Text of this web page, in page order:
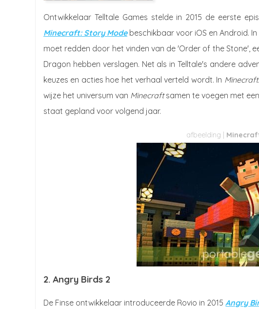
Ontwikkelaar Telltale Games stelde in 2015 de eerste
Minecraft: Story Mode beschikbaar voor iOS en Android.
moet redden door het vinden van de 'Order of the Stone',
Dragon hebben verslagen. Net als in Telltale's andere
keuzes en acties hoe het verhaal verteld wordt. In
wijze het universum van Minecraftsamen te voegen met
staat gepland voor volgend jaar.
2. Angry Birds 2
De Finse ontwikkelaar introduceerde Rovio in 2015Angry